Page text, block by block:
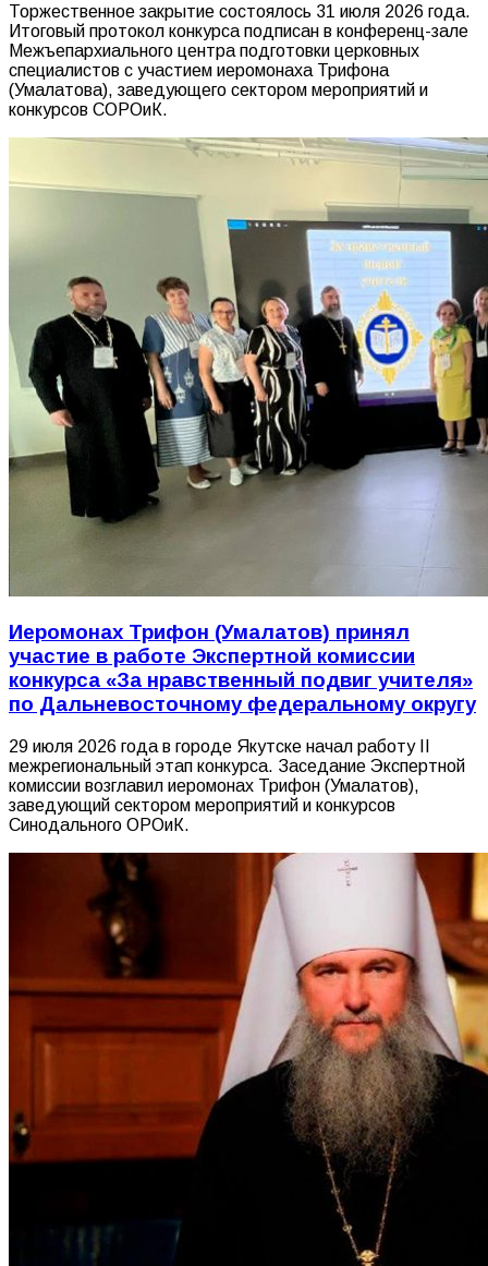
Торжественное закрытие состоялось 31 июля 2026 года.
Итоговый протокол конкурса подписан в конференц-зале
Межъепархиального центра подготовки церковных
специалистов с участием иеромонаха Трифона
(Умалатова), заведующего сектором мероприятий и
конкурсов СОРОиК.
Иеромонах Трифон (Умалатов) принял
участие в работе Экспертной комиссии
конкурса «За нравственный подвиг учителя»
по Дальневосточному федеральному округу
29 июля 2026 года в городе Якутске начал работу II
межрегиональный этап конкурса. Заседание Экспертной
комиссии возглавил иеромонах Трифон (Умалатов),
заведующий сектором мероприятий и конкурсов
Синодального ОРОиК.